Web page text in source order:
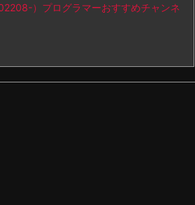
）プログラマーおすすめチャンネ